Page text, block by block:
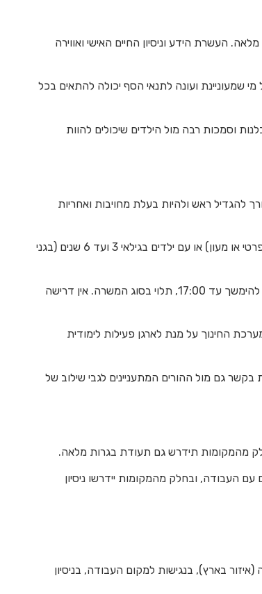
העשרת הידע וניסיון החיים האישי ואווירה
ועונה לתנאי הסף יכולה להתאים בכל
וסמכות רבה מול הילדים שיכולים להוות
להגדיל ראש ולהיות בעלת מחויבות ואחריות
עבודת הסייעת יכולה להיות עם ילדים בגילאי 3 חודשים ועד 3 שנים (בגן פרטי או מעון) או עם ילדים בגילאי 3 ועד 6 שנים (בגני
שעות העבודה של הסייעת הן מ-7:00 בבוקר עד 14:00 בצהרים ויכולות להימשך עד 17:00, תלוי בסוג המשרה. אין דרישה
החינוך על מנת לארגן פעילות לימודית
גם מול ההורים המתעניינים לגבי שילוב של
עם העבודה, ובחלק מהמקומות יידרשו ניסיון
בארץ), בנגישות למקום העבודה, בניסיון